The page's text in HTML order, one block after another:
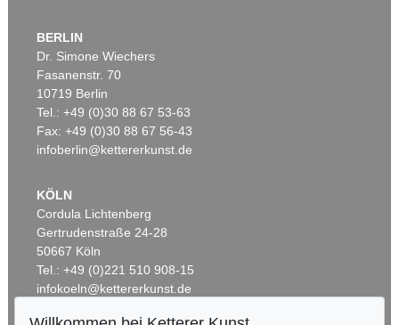
A. JAWLENSKY
Mystischer Kopf: Galka Fatum - Fate , 1917
Ergebnis:€ 1.105.000
Berge in Oberstdorf
Ergebnis:
BERLIN
Dr. Simone Wiechers
Fasanenstr. 70
10719 Berlin
Tel.: +49 (0)30 88 67 53-63
Fax: +49 (0)30 88 67 56-43
infoberlin@kettererkunst.de
KÖLN
Cordula Lichtenberg
Gertrudenstraße 24-28
50667 Köln
Tel.: +49 (0)221 510 908-15
infokoeln@kettererkunst.de